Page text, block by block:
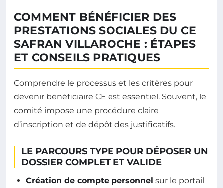
COMMENT BÉNÉFICIER DES
PRESTATIONS SOCIALES DU CE
SAFRAN VILLAROCHE : ÉTAPES
ET CONSEILS PRATIQUES
Comprendre le processus et les critères pour
devenir bénéficiaire CE est essentiel. Souvent, le
comité impose une procédure claire
d’inscription et de dépôt des justificatifs.
LE PARCOURS TYPE POUR DÉPOSER UN
DOSSIER COMPLET ET VALIDE
Création de compte personnel sur le portail